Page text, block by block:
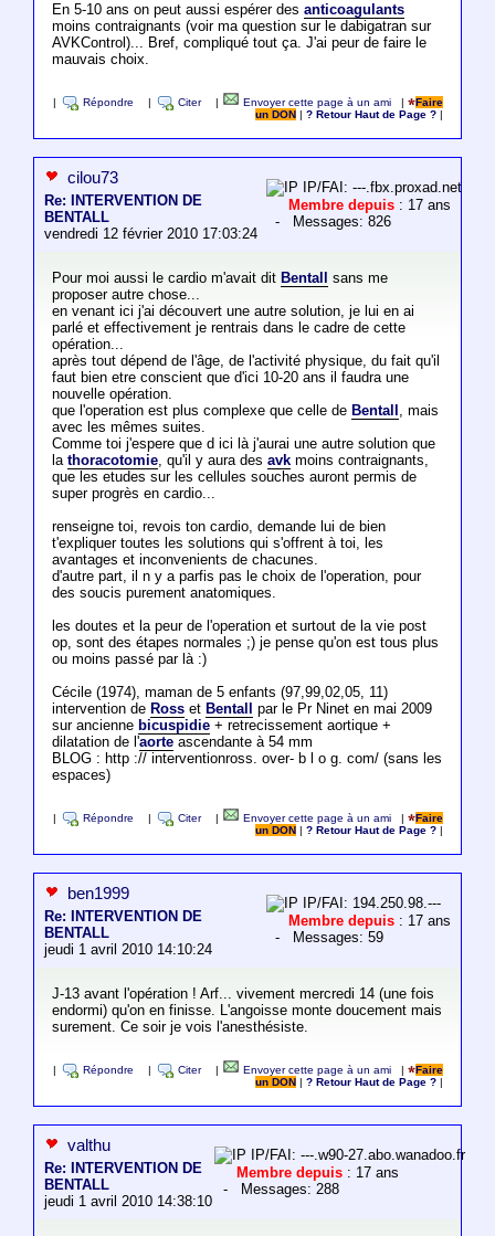
En 5-10 ans on peut aussi espérer des anticoagulants
moins contraignants (voir ma question sur le dabigatran sur
AVKControl)... Bref, compliqué tout ça. J'ai peur de faire le
mauvais choix.
Répondre Citer Envoyer cette page à un ami |
Faire
un DON
|? Retour Haut de Page ?
cilou73
Re: INTERVENTION DE
BENTALL
vendredi 12 février 2010 17:03:24
IP/FAI: ---.fbx.proxad.net
Membre depuis : 17 ans
- Messages: 826
Pour moi aussi le cardio m'avait dit Bentall
sans me
proposer autre chose...
en venant ici j'ai découvert une autre solution, je lui en ai
parlé et effectivement je rentrais dans le cadre de cette
opération...
après tout dépend de l'âge, de l'activité physique, du fait qu'il
faut bien etre conscient que d'ici 10-20 ans il faudra une
nouvelle opération.
que l'operation est plus complexe que celle de Bentall , mais
avec les mêmes suites.
Comme toi j'espere que d ici là j'aurai une autre solution que
la thoracotomie, qu'il y aura des avkmoins contraignants,
que les etudes sur les cellules souches auront permis de
super progrès en cardio...
renseigne toi, revois ton cardio, demande lui de bien
t'expliquer toutes les solutions qui s'offrent à toi, les
avantages et inconvenients de chacunes.
d'autre part, il n y a parfis pas le choix de l'operation, pour
des soucis purement anatomiques.
les doutes et la peur de l'operation et surtout de la vie post
op, sont des étapes normales ;) je pense qu'on est tous plus
ou moins passé par là :)
Cécile (1974), maman de 5 enfants (97,99,02,05, 11)
intervention de Rosset Bentall
par le Pr Ninet en mai 2009
sur ancienne bicuspidie+ retrecissement aortique +
dilatation de l'aorteascendante à 54 mm
BLOG : http :// interventionross. over- b l o g. com/ (sans les
espaces)
Répondre Citer Envoyer cette page à un ami |
Faire
un DON
|? Retour Haut de Page ?
ben1999
Re: INTERVENTION DE
BENTALL
jeudi 1 avril 2010 14:10:24
IP/FAI: 194.250.98.---
Membre depuis : 17 ans
- Messages: 59
J-13 avant l'opération ! Arf... vivement mercredi 14 (une fois
endormi) qu'on en finisse. L'angoisse monte doucement mais
surement. Ce soir je vois l'anesthésiste.
Répondre Citer Envoyer cette page à un ami |
Faire
un DON
|? Retour Haut de Page ?
valthu
Re: INTERVENTION DE
BENTALL
jeudi 1 avril 2010 14:38:10
IP/FAI: ---.w90-27.abo.wanadoo.fr
Membre depuis : 17 ans
- Messages: 288